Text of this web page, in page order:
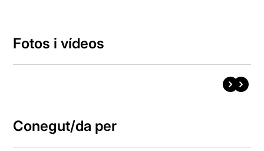
Fotos i vídeos
Conegut/da per